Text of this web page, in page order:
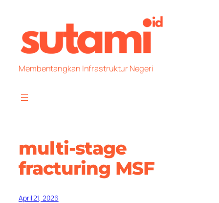
content
Membentangkan Infrastruktur Negeri
multi-stage
fracturing MSF
April 21, 2026